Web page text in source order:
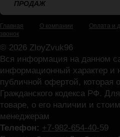
ПРОДАЖ
Главная О компании Оплата и
звонок
© 2026 ZloyZvuk96
Вся информация на данном
информационный характер и
публичной офертой, которая
Гражданского кодекса РФ.
товаре, о его наличии и
менеджерам
Телефон: +7-982-654-40-59